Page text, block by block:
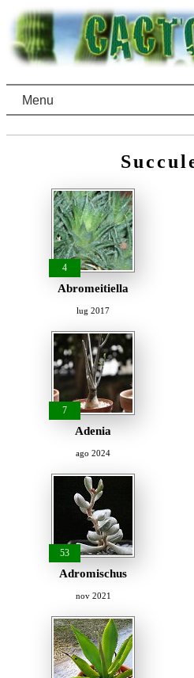
Menu
4
Abromeitiella
lug 2017
7
Adenia
ago 2024
53
Adromischus
nov 2021